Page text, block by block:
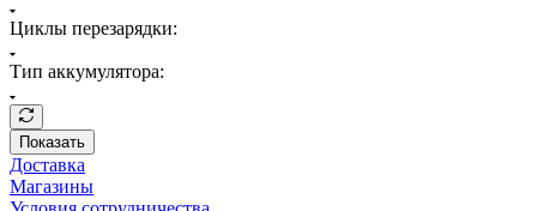
Циклы перезарядки:
Тип аккумулятора:
Показать
Доставка
Магазины